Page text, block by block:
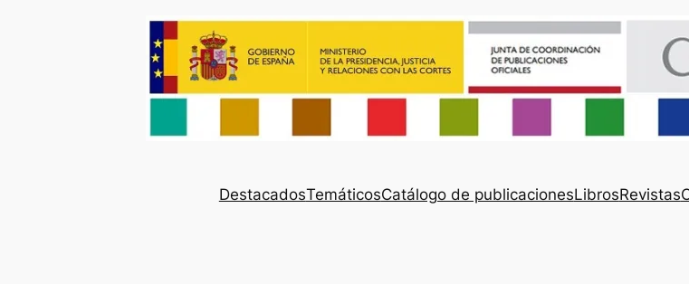
DestacadosTemáticosCatálogo de publicacionesLibrosRevistas